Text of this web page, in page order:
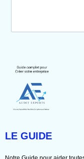
LE GUIDE